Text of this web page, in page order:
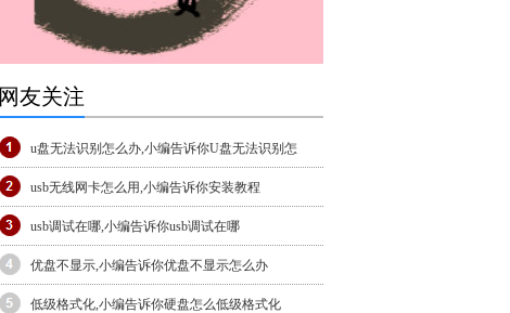
网友关注
u盘无法识别怎么办,小编告诉你U盘无法识别怎
usb无线网卡怎么用,小编告诉你安装教程
usb调试在哪,小编告诉你usb调试在哪
优盘不显示,小编告诉你优盘不显示怎么办
低级格式化,小编告诉你硬盘怎么低级格式化